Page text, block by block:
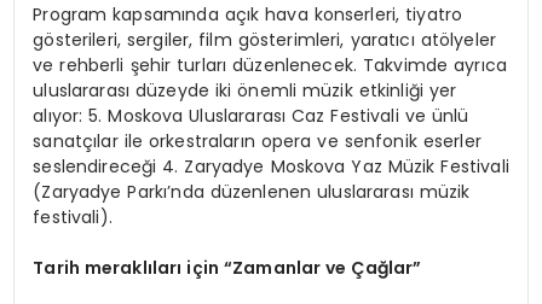
Program kapsamında açık hava konserleri, tiyatro
gösterileri, sergiler, film gösterimleri, yaratıcı atölyeler
ve rehberli şehir turları düzenlenecek. Takvimde ayrıca
uluslararası düzeyde iki önemli müzik etkinliği yer
alıyor: 5. Moskova Uluslararası Caz Festivali ve ünlü
sanatçılar ile orkestraların opera ve senfonik eserler
seslendireceği 4. Zaryadye Moskova Yaz Müzik Festivali
(Zaryadye Parkı’nda düzenlenen uluslararası müzik
festivali).
Tarih meraklıları için “Zamanlar ve Çağlar”